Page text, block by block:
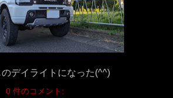
デイライトになった(^^)
0 件のコメント: